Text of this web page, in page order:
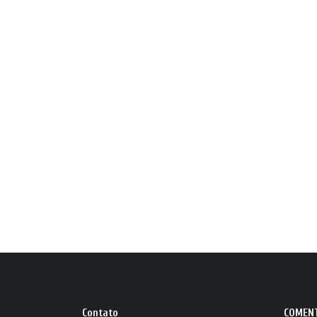
Contato